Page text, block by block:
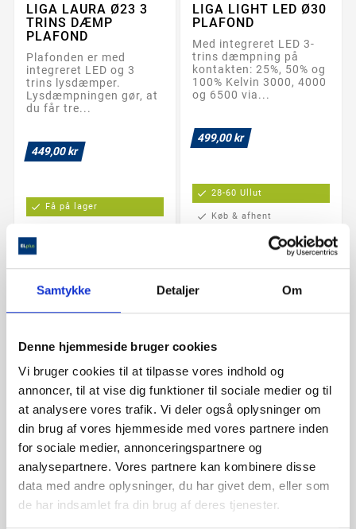
Samtykke Detaljer Om
Denne hjemmeside bruger cookies
Vi bruger cookies til at tilpasse vores indhold og
annoncer, til at vise dig funktioner til sociale medier og til
at analysere vores trafik. Vi deler også oplysninger om
din brug af vores hjemmeside med vores partnere inden
for sociale medier, annonceringspartnere og
analysepartnere. Vores partnere kan kombinere disse
data med andre oplysninger, du har givet dem, eller som
de har indsamlet fra din brug af deres tjenester.
LIGA LAURA Ø23 3
TRINS DÆMP
PLAFOND
Plafonden er med
integreret LED og 3
trins lysdæmper.
Lysdæmpningen gør, at
du får tre...
449,00 kr
check Få på lager
LIGA LIGHT LED Ø30
PLAFOND
Med integreret LED 3-
trins dæmpning på
kontakten: 25%, 50% og
100% Kelvin 3000, 4000
og 6500 via...
499,00 kr
check 28-60 Ullut
check Køb & afhent

Altus Plafond
Altus er en klassisk og
tidløs LED-loftlampe,

Standard Plafond
Standard plafonden fra
Nordlux er en klassisk
lampe i et tidløst